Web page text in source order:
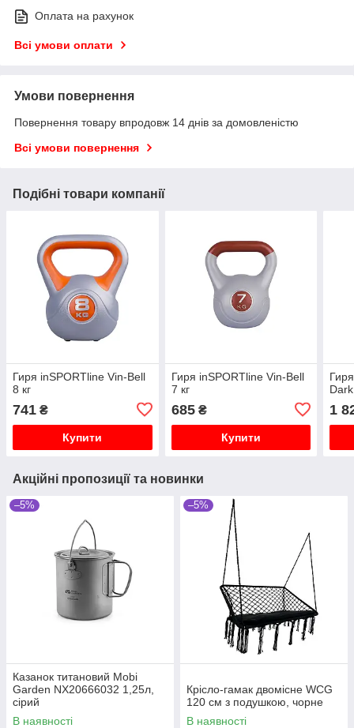
Оплата на рахунок
Всі умови оплати
Умови повернення
Повернення товару впродовж 14 днів за домовленістю
Всі умови повернення
Подібні товари компанії
Гиря inSPORTline Vin-Bell
8 кг
741 ₴
Купити
Гиря inSPORTline Vin-Bell
7 кг
685₴
Купити
1
Акційні пропозиції та новинки
–5%
Казанок титановий Mobi
Garden NX20666032 1,25л,
сірий
В наявності
–5%
Крісло-гамак двомісне WCG
120 см з подушкою, чорне
В наявності